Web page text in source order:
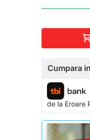
Cumpara
de la Eroare